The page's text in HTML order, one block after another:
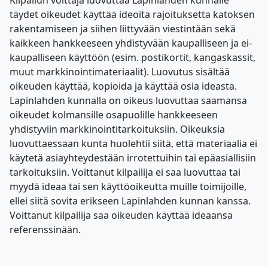
täydet oikeudet käyttää ideoita rajoituksetta katoksen
rakentamiseen ja siihen liittyvään viestintään sekä
kaikkeen hankkeeseen yhdistyvään kaupalliseen ja ei-
kaupalliseen käyttöön (esim. postikortit, kangaskassit,
muut markkinointimateriaalit). Luovutus sisältää
oikeuden käyttää, kopioida ja käyttää osia ideasta.
Lapinlahden kunnalla on oikeus luovuttaa saamansa
oikeudet kolmansille osapuolille hankkeeseen
yhdistyviin markkinointitarkoituksiin. Oikeuksia
luovuttaessaan kunta huolehtii siitä, että materiaalia ei
käytetä asiayhteydestään irrotettuihin tai epäasiallisiin
tarkoituksiin. Voittanut kilpailija ei saa luovuttaa tai
myydä ideaa tai sen käyttöoikeutta muille toimijoille,
ellei siitä sovita erikseen Lapinlahden kunnan kanssa.
Voittanut kilpailija saa oikeuden käyttää ideaansa
referenssinään.